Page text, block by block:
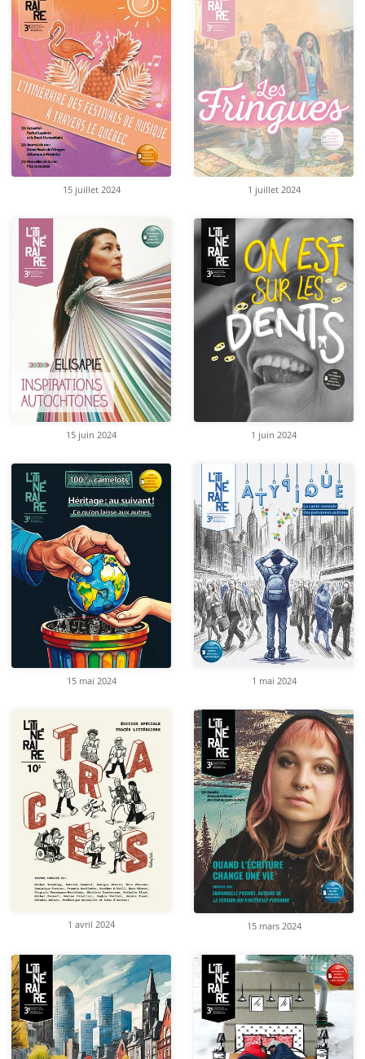
15 juillet 2024 1 juillet 2024
15 juin 2024 1 juin 2024
15 mai 2024 1 mai 2024
1 avril 2024 15 mars 2024